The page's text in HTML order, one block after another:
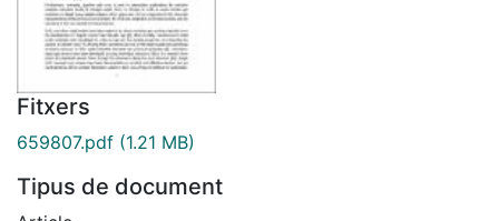
Fitxers
659807.pdf (1.21 MB)
Tipus de document